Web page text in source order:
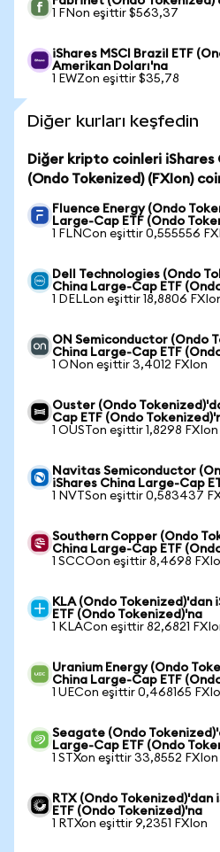
1 FNon eşittir $563,37
iShares MSCI Brazil ETF
Amerikan Doları'na
1 EWZon eşittir $35,78
Diğer kurları keşfedin
Diğer kripto coinleri iShares
(Ondo Tokenized) (FXIon)
Fluence Energy (Ondo
Large-Cap ETF (Ondo
1 FLNCon eşittir 0,555556
Dell Technologies (Ondo
China Large-Cap ETF
1 DELLon eşittir 18,8806
ON Semiconductor (Ondo
China Large-Cap ETF
1 ONon eşittir 3,4012 FXIon
Ouster (Ondo
Cap ETF (Ondo
1 OUSTon eşittir 1,8298 FXIon
Navitas Semiconductor
iShares China Large-Cap
1 NVTSon eşittir 0,583437
Southern Copper (Ondo
China Large-Cap ETF
1 SCCOon eşittir 8,4698
KLA (Ondo Tokenized)'dan
ETF (Ondo Tokenized)'na
1 KLACon eşittir 82,6821
Uranium Energy (Ondo
China Large-Cap ETF
1 UECon eşittir 0,468165
Seagate (Ondo
Large-Cap ETF (Ondo
1 STXon eşittir 33,8552 FXIon
RTX (Ondo
ETF (Ondo Tokenized)'na
1 RTXon eşittir 9,2351 FXIon